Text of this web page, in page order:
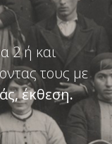
2 ή και
τους με
έκθεση.